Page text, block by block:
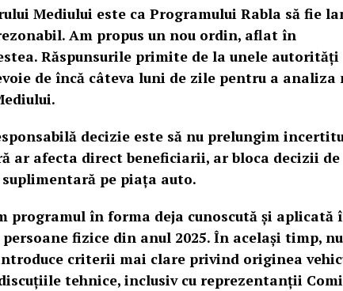
Mediului este ca Programului Rabla să fie
Am propus un nou ordin, aflat în
Răspunsurile primite de la unele autorități
de încă câteva luni de zile pentru a analiza
decizie este să nu prelungim
ar afecta direct beneficiarii, ar bloca decizii de
pe piața auto.
programul în forma deja cunoscută și aplicată
fizice din anul 2025. În același timp, nu
criterii mai clare privind originea
tehnice, inclusiv cu reprezentanții